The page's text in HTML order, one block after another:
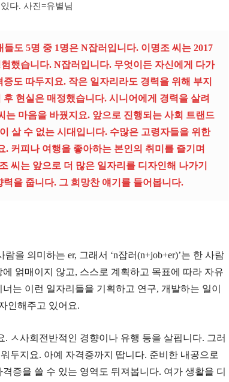
다. 사진=유별님
들도 5명 중 1명은 N잡러입니다. 이명조 씨는 2017
했습니다. N잡러입니다. 무엇이든 자신에게 다가
증도 따두지요. 작은 일자리라도 경력을 위해 부지
후 현실은 매정했습니다. 시니어에게 경력을 살려
는 마음을 바꿨지요. 앞으로 진행되는 사회 트랜드
살 수 없는 시대입니다. 수많은 고령자들을 위한
커피나 여행을 좋아하는 본인의 취미를 즐기며
씨는 앞으로 더 많은 일자리를 디자인해 나가기
을 줍니다. 그 희망찬 얘기를 들어봅니다.
람을 의미하는 er, 그래서 ‘n잡러(n+job+er)’는 한 사람
에 얽매이지 않고, 스스로 계획하고 목표에 따라 자유
너는 이런 일자리들을 기획하고 연구, 개발하는 일이
인해주고 있어요.
. ㅅ사회전반적인 경향이나 유행 등을 살핍니다. 그러
두지요. 아예 자격증까지 땁니다. 준비한 내공으로
격증을 쓸 수 있는 영역도 뒤져봅니다. 여가 생활을 디